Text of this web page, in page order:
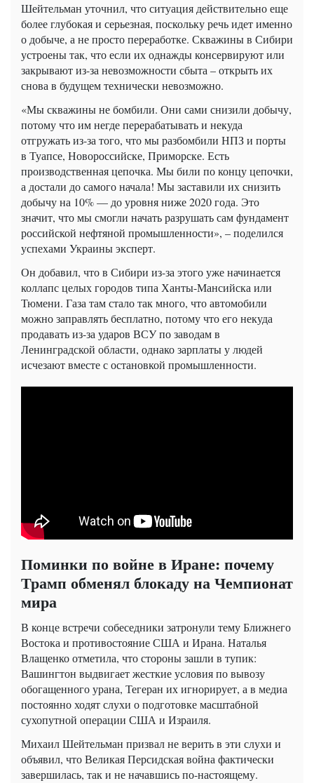
Шейтельман уточнил, что ситуация действительно еще
более глубокая и серьезная, поскольку речь идет именно
о добыче, а не просто переработке. Скважины в Сибири
устроены так, что если их однажды консервируют или
закрывают из-за невозможности сбыта – открыть их
снова в будущем технически невозможно.
«Мы скважины не бомбили. Они сами снизили добычу,
потому что им негде перерабатывать и некуда
отгружать из-за того, что мы разбомбили НПЗ и порты
в Туапсе, Новороссийске, Приморске. Есть
производственная цепочка. Мы били по концу цепочки,
а достали до самого начала! Мы заставили их снизить
добычу на 10% — до уровня ниже 2020 года. Это
значит, что мы смогли начать разрушать сам фундамент
российской нефтяной промышленности», – поделился
успехами Украины эксперт.
Он добавил, что в Сибири из-за этого уже начинается
коллапс целых городов типа Ханты-Мансийска или
Тюмени. Газа там стало так много, что автомобили
можно заправлять бесплатно, потому что его некуда
продавать из-за ударов ВСУ по заводам в
Ленинградской области, однако зарплаты у людей
исчезают вместе с остановкой промышленности.
Поминки по войне в Иране: почему
Трамп обменял блокаду на Чемпионат
мира
В конце встречи собеседники затронули тему Ближнего
Востока и противостояние США и Ирана. Наталья
Влащенко отметила, что стороны зашли в тупик:
Вашингтон выдвигает жесткие условия по вывозу
обогащенного урана, Тегеран их игнорирует, а в медиа
постоянно ходят слухи о подготовке масштабной
сухопутной операции США и Израиля.
Михаил Шейтельман призвал не верить в эти слухи и
объявил, что Великая Персидская война фактически
завершилась, так и не начавшись по-настоящему.